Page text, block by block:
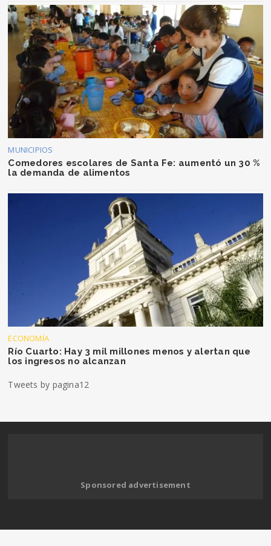
MUNICIPIOS
Comedores escolares de Santa Fe: aumentó un 30 %
la demanda de alimentos
ECONOMÍA
Río Cuarto: Hay 3 mil millones menos y alertan que
los ingresos no alcanzan
Tweets by pagina12
Sponsored advertisement